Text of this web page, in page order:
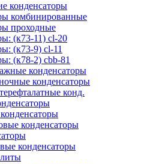
конденсаторы
комбинированные
проходные
(к73-11) cl-20
(к73-9) cl-11
(к78-2) cbb-81
конденсаторы
конденсаторы
конд.
конденсаторы
конденсаторы